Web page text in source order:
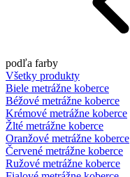
podľa farby
Všetky produkty
Biele metrážne koberce
Béžové metrážne koberce
Krémové metrážne koberce
Žlté metrážne koberce
Oranžové metrážne koberce
Červené metrážne koberce
Ružové metrážne koberce